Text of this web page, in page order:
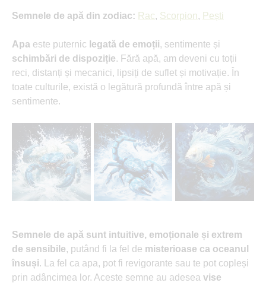
Semnele de apă din zodiac: Rac, Scorpion, Pești
Apa este puternic legată de emoții, sentimente și
schimbări de dispoziție. Fără apă, am deveni cu toții
reci, distanți și mecanici, lipsiți de suflet și motivație. În
toate culturile, există o legătură profundă între apă și
sentimente.
Semnele de apă sunt intuitive, emoționale și extrem
de sensibile, putând fi la fel de misterioase ca oceanul
însuși. La fel ca apa, pot fi revigorante sau te pot copleși
prin adâncimea lor. Aceste semne au adesea vise